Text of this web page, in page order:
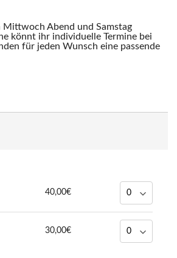
Mittwoch Abend und Samstag
könnt ihr individuelle Termine bei
für jeden Wunsch eine passende
40,00€
30,00€